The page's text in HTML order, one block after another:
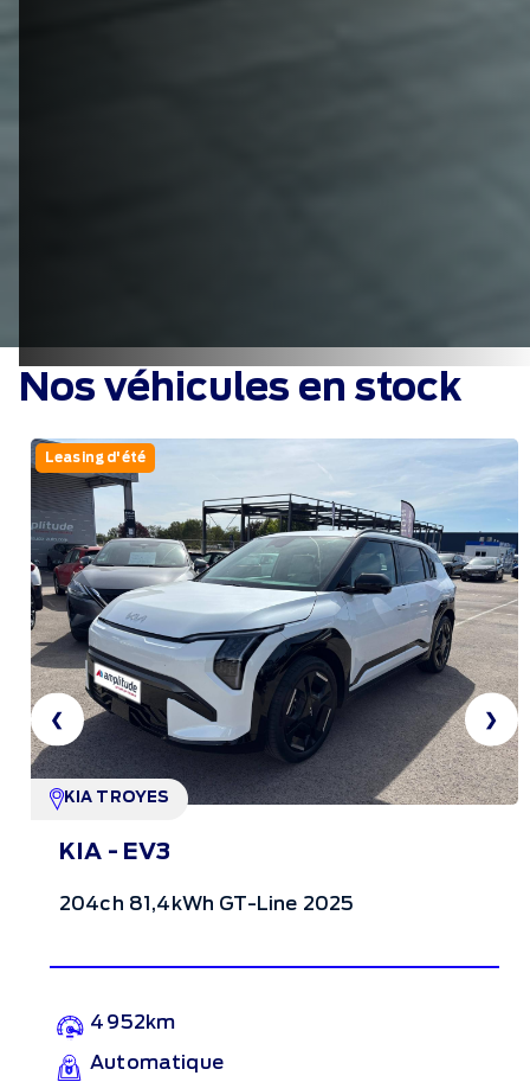
Nos véhicules en stock
❮
Leasing d'été
KIA TROYES
KIA - EV3
204ch 81,4kWh GT-Line 2025
4 952km
Automatique
❯